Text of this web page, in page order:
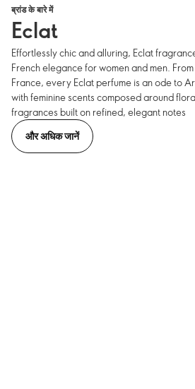
ब्रांड के बारे में
Eclat
Effortlessly chic and alluring, Eclat
French elegance for women and men.
France, every Eclat perfume is an ode to
with feminine scents composed around
fragrances built on refined, elegant notes
और अधिक जानें